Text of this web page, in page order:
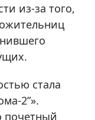
из-за того,
стала
2”».
почетный